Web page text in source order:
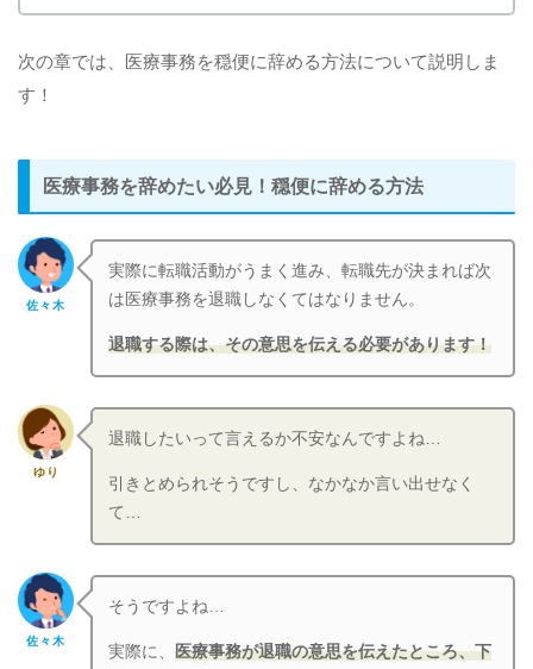
次の章では、医療事務を穏便に辞める方法について説明しま
す！
医療事務を辞めたい必見！穏便に辞める方法
佐々木
実際に転職活動がうまく進み、転職先が決まれば次
は医療事務を退職しなくてはなりません。
退職する際は、その意思を伝える必要があります！
ゆり
退職したいって言えるか不安なんですよね…
引きとめられそうですし、なかなか言い出せなく
て…
佐々木
そうですよね…
実際に、医療事務が退職の意思を伝えたところ、下